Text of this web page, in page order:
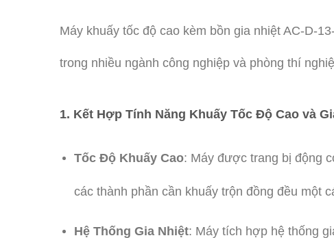
Máy khuấy tốc độ cao kèm bồn gia nhiệt AC-D-
trong nhiều ngành công nghiệp và phòng thí
1. Kết Hợp Tính Năng Khuấy Tốc Độ Cao và
Tốc Độ Khuấy Cao: Máy được trang bị động
các thành phần cần khuấy trộn đồng đều một
Hệ Thống Gia Nhiệt: Máy tích hợp hệ thống